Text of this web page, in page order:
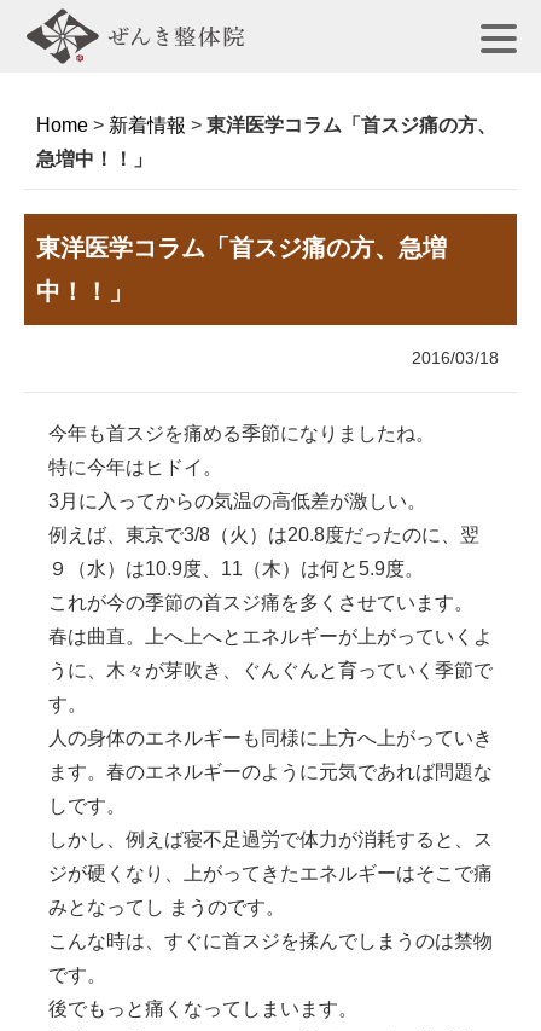
Home > 新着情報 > 東洋医学コラム「首スジ痛の方、
急増中！！」
東洋医学コラム「首スジ痛の方、急増
中！！」
2016/03/18
今年も首スジを痛める季節になりましたね。
特に今年はヒドイ。
3月に入ってからの気温の高低差が激しい。
例えば、東京で3/8（火）は20.8度だったのに、翌
９（水）は10.9度、11（木）は何と5.9度。
これが今の季節の首スジ痛を多くさせています。
春は曲直。上へ上へとエネルギーが上がっていくよ
うに、木々が芽吹き、ぐんぐんと育っていく季節で
す。
人の身体のエネルギーも同様に上方へ上がっていき
ます。春のエネルギーのように元気であれば問題な
しです。
しかし、例えば寝不足過労で体力が消耗すると、ス
ジが硬くなり、上がってきたエネルギーはそこで痛
みとなってし まうのです。
こんな時は、すぐに首スジを揉んでしまうのは禁物
です。
後でもっと痛くなってしまいます。